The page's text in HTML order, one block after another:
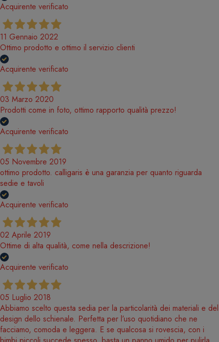
Acquirente verificato
11 Gennaio 2022
Ottimo prodotto e ottimo il servizio clienti
Acquirente verificato
03 Marzo 2020
Prodotti come in foto, ottimo rapporto qualità prezzo!
Acquirente verificato
05 Novembre 2019
ottimo prodotto. calligaris è una garanzia per quanto riguarda
sedie e tavoli
Acquirente verificato
02 Aprile 2019
Ottime di alta qualità, come nella descrizione!
Acquirente verificato
05 Luglio 2018
Abbiamo scelto questa sedia per la particolarità dei materiali e del
design dello schienale. Perfetta per l’uso quotidiano che ne
facciamo, comoda e leggera. E se qualcosa si rovescia, con i